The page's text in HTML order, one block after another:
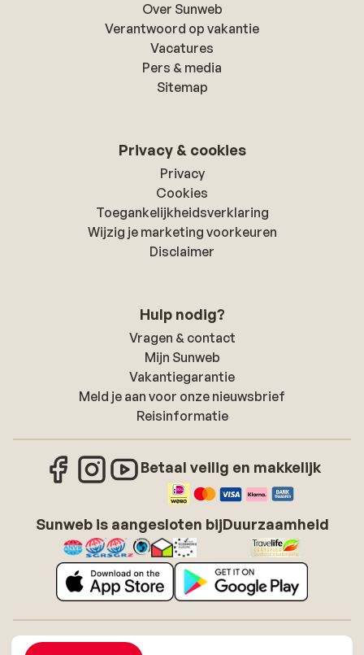
Over Sunweb
Verantwoord op vakantie
Vacatures
Pers & media
Sitemap
Privacy & cookies
Privacy
Cookies
Toegankelijkheidsverklaring
Wijzig je marketing voorkeuren
Disclaimer
Hulp nodig?
Vragen & contact
Mijn Sunweb
Vakantiegarantie
Meld je aan voor onze nieuwsbrief
Reisinformatie
Betaal veilig en makkelijk
Sunweb is aangesloten bijDuurzaamheid
Over Sunweb